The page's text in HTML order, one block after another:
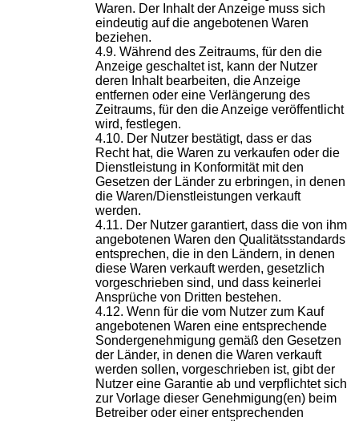
Waren. Der Inhalt der Anzeige muss sich
eindeutig auf die angebotenen Waren
beziehen.
Während des Zeitraums, für den die
Anzeige geschaltet ist, kann der Nutzer
deren Inhalt bearbeiten, die Anzeige
entfernen oder eine Verlängerung des
Zeitraums, für den die Anzeige veröffentlicht
wird, festlegen.
Der Nutzer bestätigt, dass er das
Recht hat, die Waren zu verkaufen oder die
Dienstleistung in Konformität mit den
Gesetzen der Länder zu erbringen, in denen
die Waren/Dienstleistungen verkauft
werden.
Der Nutzer garantiert, dass die von ihm
angebotenen Waren den Qualitätsstandards
entsprechen, die in den Ländern, in denen
diese Waren verkauft werden, gesetzlich
vorgeschrieben sind, und dass keinerlei
Ansprüche von Dritten bestehen.
Wenn für die vom Nutzer zum Kauf
angebotenen Waren eine entsprechende
Sondergenehmigung gemäß den Gesetzen
der Länder, in denen die Waren verkauft
werden sollen, vorgeschrieben ist, gibt der
Nutzer eine Garantie ab und verpflichtet sich
zur Vorlage dieser Genehmigung(en) beim
Betreiber oder einer entsprechenden